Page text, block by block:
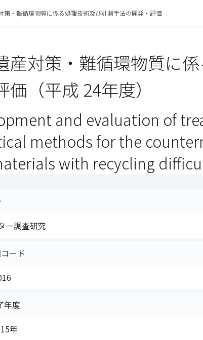
策・難循環物質に係る処理技術及び計測手法の開発・評価
産対策・難循環物質に
価（平成 24年度）
and evaluation of
methods for the
with recycling
ー調査研究
ード
年度
年